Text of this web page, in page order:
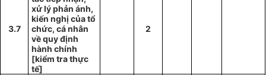
3.7
xử lý phản ánh,
kiến nghị của tổ
chức, cá nhân
về quy định
hành chính
[kiểm tra thực
tế]
2